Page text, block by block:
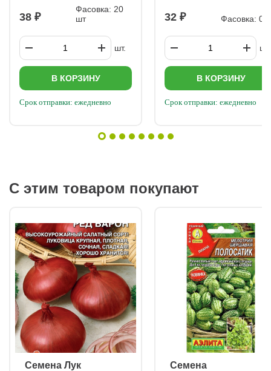
болезнями и вредителями Основные проблемы: Фитофтороз –
коричневые пятна на листьях. Меры: обработка фунгицидами,
пятна. Меры: опрыскивание акарицидами, повышение
влажности. Тля – скрученные листья, липкий налёт. Меры:
инсектициды, привлечение божьих коровок. Профилактика:
Соблюдение севооборота. Удаление растительных остатков.
Использование здоровой рассады.
38
Фасовка: 20
шт
шт.
В КОРЗИНУ
Срок отправки: ежедневно
32 Фасовка: 0,2
шт.
В КОРЗИНУ
Срок отправки: ежедневно
С этим товаром покупают
ㅤ Семена Лук
ㅤ Семена